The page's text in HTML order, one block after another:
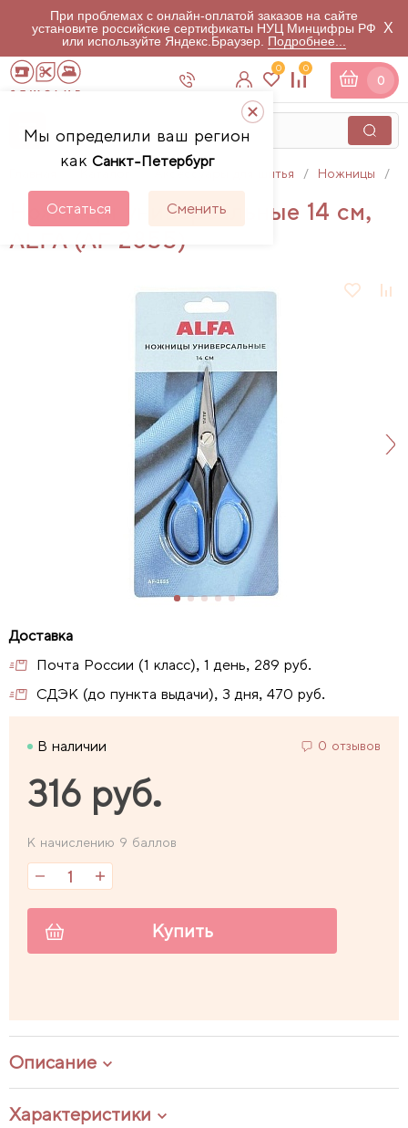
При проблемах с онлайн-оплатой заказов на сайте
установите российские сертификаты НУЦ Минцифры РФ
или используйте Яндекс.Браузер. Подробнее...
X
Мы определили ваш регион
как Санкт-Петербург
Остаться Сменить
0 0
0
Аксессуары для шитья Ножницы
Ножницы универсальные 14 см,
ALFA (AF 2855)
Почта России (1 класс), 1 день, 289 руб.
СДЭК (до пункта выдачи), 3 дня, 470 руб.
В наличии 0 отзывов
316 руб.
К начислению 9 баллов
Купить
Описание
Характеристики